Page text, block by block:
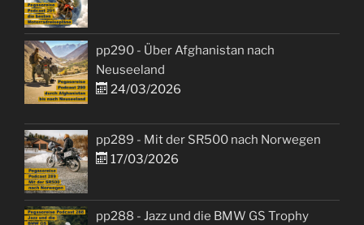
pp290 - Über Afghanistan nach
Neuseeland
24/03/2026
pp289 - Mit der SR500 nach Norwegen
17/03/2026
pp288 - Jazz und die BMW GS Trophy